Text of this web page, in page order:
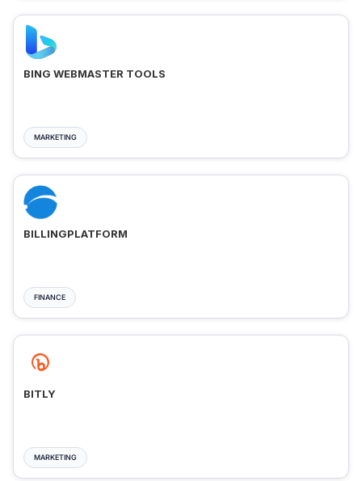
BING WEBMASTER TOOLS
MARKETING
BILLINGPLATFORM
FINANCE
BITLY
MARKETING